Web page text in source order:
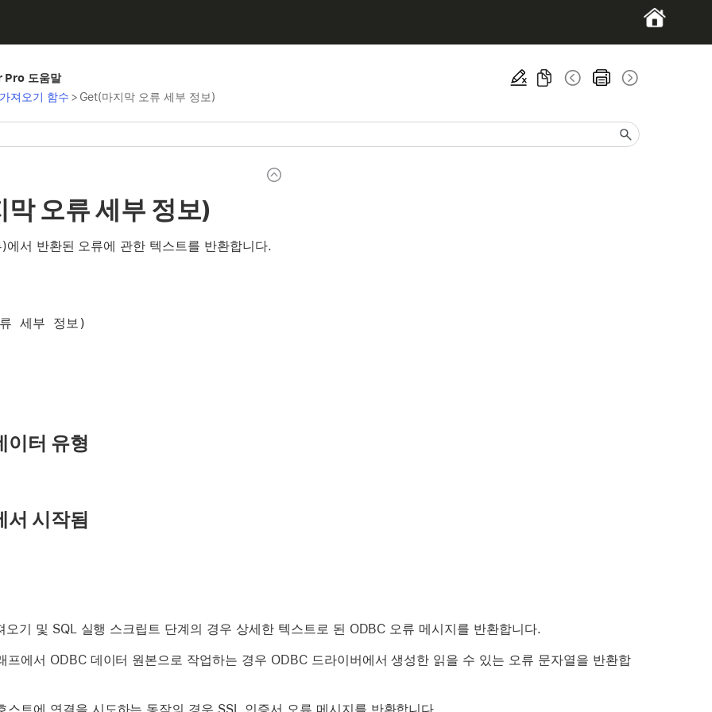
도움말
져오기 함수 > Get(마지막 오류 세부 정보)
오류 세부 정보)
에서 반환된 오류에 관한 텍스트를 반환합니다.
세부 정보)
이터 유형
서 시작됨
오기 및 SQL 실행 스크립트 단계의 경우 상세한 텍스트로 된 ODBC 오류 메시지를 반환합니다.
프에서 ODBC 데이터 원본으로 작업하는 경우 ODBC 드라이버에서 생성한 읽을 수 있는 오류 문자열을 반환합